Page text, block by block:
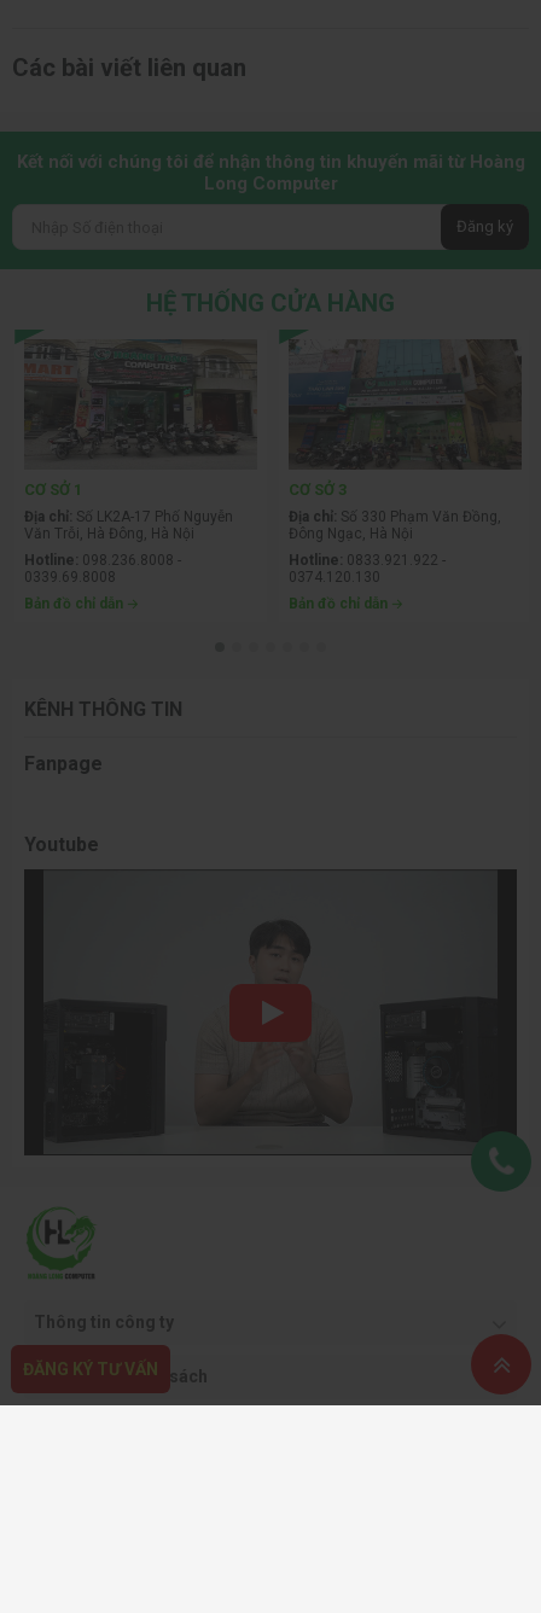
Các bài viết liên quan
Kết nối với chúng tôi để nhận thông tin khuyến mãi từ Hoàng
Long Computer
Đăng ký
HỆ THỐNG CỬA HÀNG
CƠ SỞ 1
Địa chỉ: Số LK2A-17 Phố Nguyễn
Văn Trỗi, Hà Đông, Hà Nội
Hotline: 098.236.8008 -
0339.69.8008
Bản đồ chỉ dẫn
CƠ SỞ 3
Địa chỉ: Số 330 Phạm Văn Đồng,
Đông Ngạc, Hà Nội
Hotline: 0833.921.922 -
0374.120.130
Bản đồ chỉ dẫn
KÊNH THÔNG TIN
Fanpage
Youtube
Thông tin công ty
Quy định & chính sách
ĐĂNG KÝ TƯ VẤN